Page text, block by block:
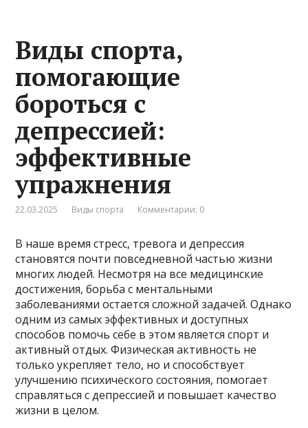
Виды спорта,
помогающие
бороться с
депрессией:
эффективные
упражнения
22.03.2025 Виды спорта Комментарии: 0
В наше время стресс, тревога и депрессия
становятся почти повседневной частью жизни
многих людей. Несмотря на все медицинские
достижения, борьба с ментальными
заболеваниями остается сложной задачей. Однако
одним из самых эффективных и доступных
способов помочь себе в этом является спорт и
активный отдых. Физическая активность не
только укрепляет тело, но и способствует
улучшению психического состояния, помогает
справляться с депрессией и повышает качество
жизни в целом.